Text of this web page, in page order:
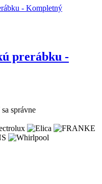
prerábku -
správne